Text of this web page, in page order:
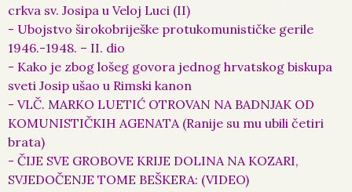
crkva sv. Josipa u Veloj Luci (II)
- Ubojstvo širokobriješke protukomunističke gerile
1946.-1948. – II. dio
- Kako je zbog lošeg govora jednog hrvatskog biskupa
sveti Josip ušao u Rimski kanon
- VLČ. MARKO LUETIĆ OTROVAN NA BADNJAK OD
KOMUNISTIČKIH AGENATA (Ranije su mu ubili četiri
brata)
- ČIJE SVE GROBOVE KRIJE DOLINA NA KOZARI,
SVJEDOČENJE TOME BEŠKERA: (VIDEO)